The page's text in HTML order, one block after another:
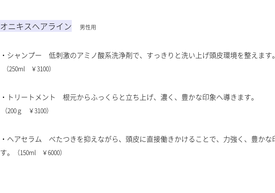
オニキスヘアライン 男性用
・シャンプー 低刺激のアミノ酸系洗浄剤で、すっきりと洗い上げ頭皮環境を整
（250ml ￥3100）
・トリートメント 根元からふっくらと立ち上げ、濃く、豊かな印象へ導き
（200ｇ ￥3100）
・ヘアセラム べたつきを抑えながら、頭皮に直接働きかけることで、力強く、豊かな
す。
（150ml ￥6000）